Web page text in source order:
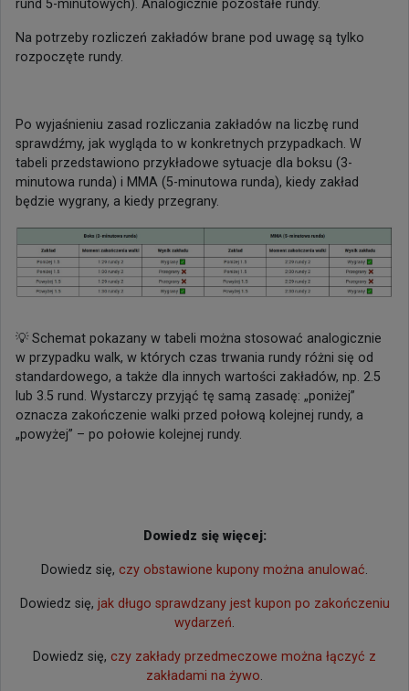
rund 5-minutowych). Analogicznie pozostałe rundy.
Na potrzeby rozliczeń zakładów brane pod uwagę są tylko
rozpoczęte rundy.
Po wyjaśnieniu zasad rozliczania zakładów na liczbę rund
sprawdźmy, jak wygląda to w konkretnych przypadkach. W
tabeli przedstawiono przykładowe sytuacje dla boksu (3-
minutowa runda) i MMA (5-minutowa runda), kiedy zakład
będzie wygrany, a kiedy przegrany.
💡 Schemat pokazany w tabeli można stosować analogicznie
w przypadku walk, w których czas trwania rundy różni się od
standardowego, a także dla innych wartości zakładów, np. 2.5
lub 3.5 rund. Wystarczy przyjąć tę samą zasadę: „poniżej”
oznacza zakończenie walki przed połową kolejnej rundy, a
„powyżej” – po połowie kolejnej rundy.
Dowiedz się więcej:
Dowiedz się, czy obstawione kupony można anulować.
Dowiedz się, jak długo sprawdzany jest kupon po zakończeniu
wydarzeń.
Dowiedz się, czy zakłady przedmeczowe można łączyć z
zakładami na żywo.